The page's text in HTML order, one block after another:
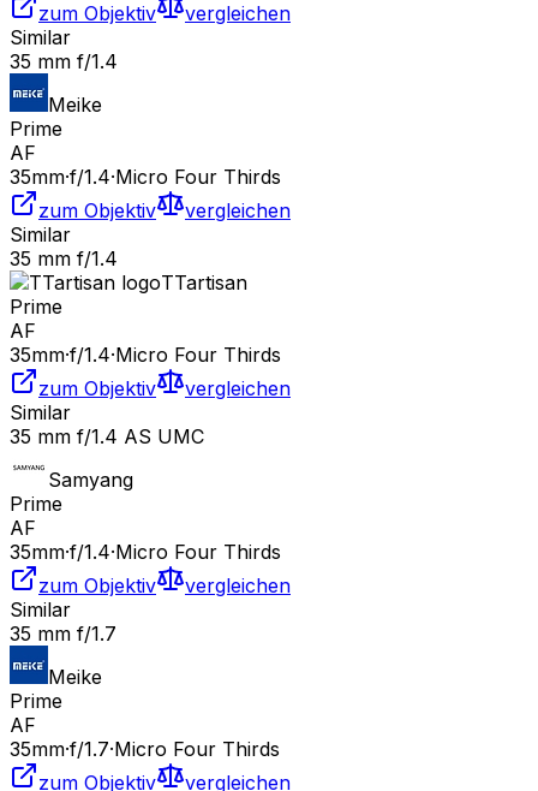
zum Objektiv
vergleichen
Similar
35 mm f/1.4
Meike
Prime
AF
35mm·f/1.4·Micro Four Thirds
zum Objektiv
vergleichen
Similar
35 mm f/1.4
TTartisan
Prime
AF
35mm·f/1.4·Micro Four Thirds
zum Objektiv
vergleichen
Similar
35 mm f/1.4 AS UMC
Samyang
Prime
AF
35mm·f/1.4·Micro Four Thirds
zum Objektiv
vergleichen
Similar
35 mm f/1.7
Meike
Prime
AF
35mm·f/1.7·Micro Four Thirds
zum Objektiv
vergleichen